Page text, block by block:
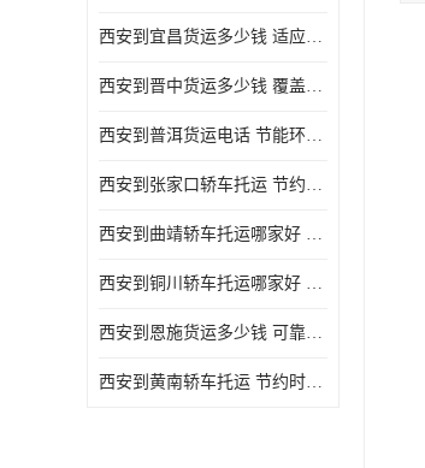
西安到宜昌货运多少钱 适应能力强 降低运输成本
西安到晋中货运多少钱 覆盖面广 一站式运输
西安到普洱货运电话 节能环保 灵活性高 持续性长
西安到张家口轿车托运 节约时间 随时查询车辆时实位置
西安到曲靖轿车托运哪家好 方便快捷 用户享受上门提送车辆
西安到铜川轿车托运哪家好 节约时间精力 在途运输一对一客服
西安到恩施货运多少钱 可靠性高 灵活性高 持续性长
西安到黄南轿车托运 节约时间 随时查询车辆时实位置